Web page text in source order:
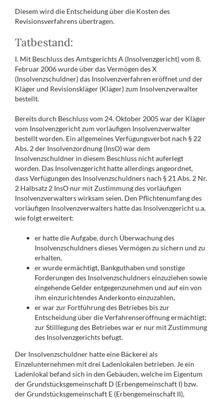
Diesem wird die Entscheidung über die Kosten des
Revisionsverfahrens übertragen.
Tatbestand:
I. Mit Beschluss des Amtsgerichts A (Insolvenzgericht) vom 8.
Februar 2006 wurde über das Vermögen des X
(Insolvenzschuldner) das Insolvenzverfahren eröffnet und der
Kläger und Revisionskläger (Kläger) zum Insolvenzverwalter
bestellt.
Bereits durch Beschluss vom 24. Oktober 2005 war der Kläger
vom Insolvenzgericht zum vorläufigen Insolvenzverwalter
bestellt worden. Ein allgemeines Verfügungsverbot nach § 22
Abs. 2 der Insolvenzordnung (InsO) war dem
Insolvenzschuldner in diesem Beschluss nicht auferlegt
worden. Das Insolvenzgericht hatte allerdings angeordnet,
dass Verfügungen des Insolvenzschuldners nach § 21 Abs. 2 Nr.
2 Halbsatz 2 InsO nur mit Zustimmung des vorläufigen
Insolvenzverwalters wirksam seien. Den Pflichtenumfang des
vorläufigen Insolvenzverwalters hatte das Insolvenzgericht u.a.
wie folgt erweitert:
er hatte die Aufgabe, durch Überwachung des
Insolvenzschuldners dieses Vermögen zu sichern und zu
erhalten,
er wurde ermächtigt, Bankguthaben und sonstige
Forderungen des Insolvenzschuldners einzuziehen sowie
eingehende Gelder entgegenzunehmen und auf ein von
ihm einzurichtendes Anderkonto einzuzahlen,
er war zur Fortführung des Betriebes bis zur
Entscheidung über die Verfahrenseröffnung ermächtigt;
zur Stilllegung des Betriebes war er nur mit Zustimmung
des Insolvenzgerichts befugt.
Der Insolvenzschuldner hatte eine Bäckerei als
Einzelunternehmen mit drei Ladenlokalen betrieben. Je ein
Ladenlokal befand sich in den Gebäuden, welche im Eigentum
der Grundstücksgemeinschaft D (Erbengemeinschaft I) bzw.
der Grundstücksgemeinschaft E (Erbengemeinschaft II),